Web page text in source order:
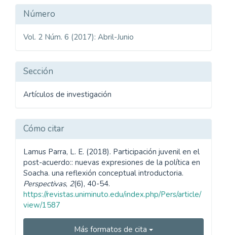
Detalles
del
Número
Vol. 2 Núm. 6 (2017): Abril-Junio
Sección
Artículos de investigación
Cómo citar
Lamus Parra, L. E. (2018). Participación juvenil en el
post-acuerdo:: nuevas expresiones de la política en
Soacha. una reflexión conceptual introductoria.
Perspectivas, 2(6), 40-54.
https://revistas.uniminuto.edu/index.php/Pers/article/
view/1587
Más formatos de cita